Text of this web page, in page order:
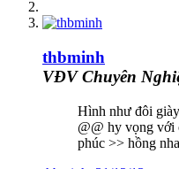
thbminh
VĐV Chuyên
Hình như đôi
@@ hy vọng với
phúc >> hồng